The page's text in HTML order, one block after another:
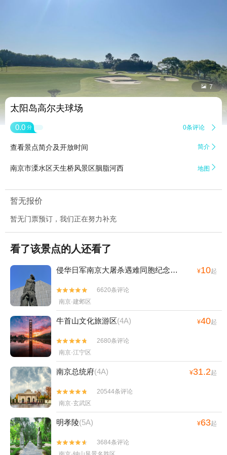
 7
太阳岛高尔夫球场
0.0 分 0条评论 
查看景点简介及开放时间 简介 
南京市溧水区天生桥风景区胭脂河西 地图 
暂无报价
暂无门票预订，我们正在努力补充
看了该景点的人还看了
侵华日军南京大屠杀遇难同胞纪念馆 ¥10起


6620条评论
南京·建邺区
牛首山文化旅游区(4A) ¥40起


2680条评论
南京·江宁区
南京总统府(4A) ¥31.2起


20544条评论
南京·玄武区
明孝陵(5A) ¥63起


3684条评论